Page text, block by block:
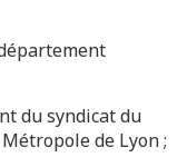
du syndicat du
de Lyon ;